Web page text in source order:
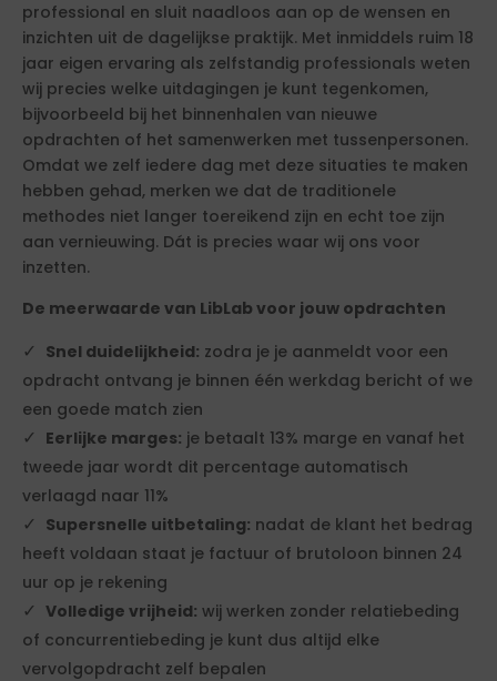
professional en sluit naadloos aan op de wensen en
inzichten uit de dagelijkse praktijk. Met inmiddels ruim 18
jaar eigen ervaring als zelfstandig professionals weten
wij precies welke uitdagingen je kunt tegenkomen,
bijvoorbeeld bij het binnenhalen van nieuwe
opdrachten of het samenwerken met tussenpersonen.
Omdat we zelf iedere dag met deze situaties te maken
hebben gehad, merken we dat de traditionele
methodes niet langer toereikend zijn en echt toe zijn
aan vernieuwing. Dát is precies waar wij ons voor
inzetten.
De meerwaarde van LibLab voor jouw opdrachten
Snel duidelijkheid: zodra je je aanmeldt voor een
opdracht ontvang je binnen één werkdag bericht of we
een goede match zien
Eerlijke marges: je betaalt 13% marge en vanaf het
tweede jaar wordt dit percentage automatisch
verlaagd naar 11%
Supersnelle uitbetaling: nadat de klant het bedrag
heeft voldaan staat je factuur of brutoloon binnen 24
uur op je rekening
Volledige vrijheid: wij werken zonder relatiebeding
of concurrentiebeding je kunt dus altijd elke
vervolgopdracht zelf bepalen